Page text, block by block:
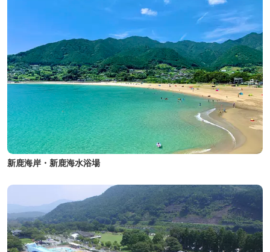
新鹿海岸・新鹿海水浴場